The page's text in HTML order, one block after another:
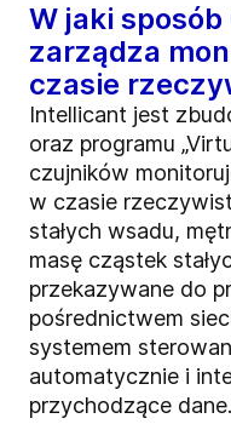
W jaki
zarządza
czasie
Intellicant jest
oraz programu
czujników
w czasie
stałych wsadu,
masę cząstek
przekazywane do
pośrednictwem
systemem
automatycznie i
przychodzące dane.